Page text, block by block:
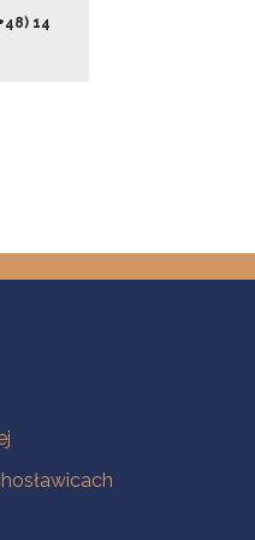
14